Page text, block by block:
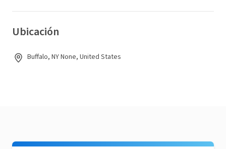
Ubicación
Buffalo, NY None, United States